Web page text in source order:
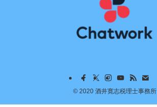
©2020 酒井寛志税理士事務所